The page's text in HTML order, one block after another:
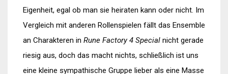
Eigenheit, egal ob man sie heiraten kann oder nicht. Im
Vergleich mit anderen Rollenspielen fällt das Ensemble
an Charakteren in Rune Factory 4 Special nicht gerade
riesig aus, doch das macht nichts, schließlich ist uns
eine kleine sympathische Gruppe lieber als eine Masse